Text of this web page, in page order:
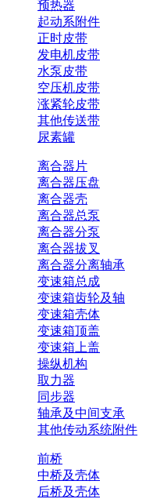
预热器
起动系附件
正时皮带
发电机皮带
水泵皮带
空压机皮带
涨紧轮皮带
其他传送带
尿素罐
离合器片
离合器压盘
离合器壳
离合器总泵
离合器分泵
离合器拔叉
离合器分离轴承
变速箱总成
变速箱齿轮及轴
变速箱壳体
变速箱顶盖
变速箱上盖
操纵机构
取力器
同步器
轴承及中间支承
其他传动系统附件
前桥
中桥及壳体
后桥及壳体